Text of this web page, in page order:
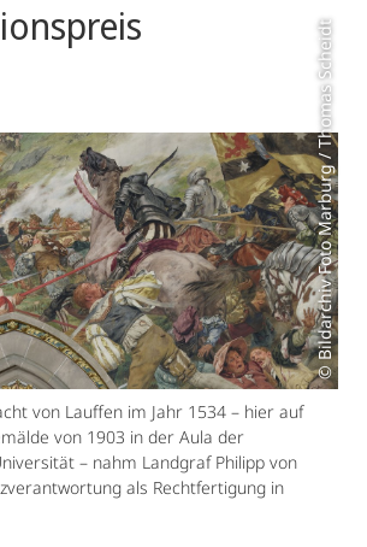
© Bildarchiv Foto Marburg / Thomas Scheidt
von Lauffen im Jahr 1534 – hier auf
von 1903 in der Aula der
– nahm Landgraf Philipp von
als Rechtfertigung in